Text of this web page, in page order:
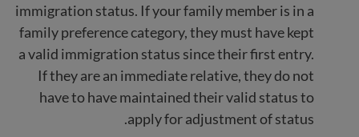
immigration status. If your family member is in a
family preference category, they must have kept
a valid immigration status since their first entry.
If they are an immediate relative, they do not
have to have maintained their valid status to
apply for adjustment of status.